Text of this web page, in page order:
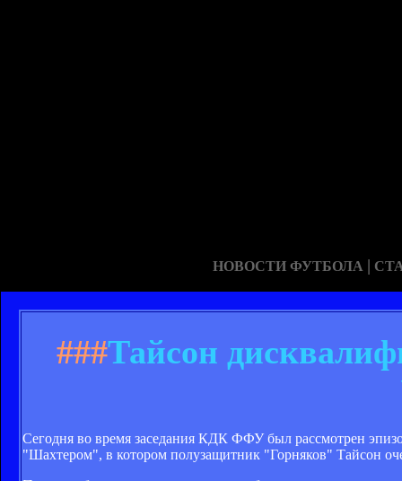
НОВОСТИ ФУТБОЛА |
###Тайсон
Cегодня во время заседания КДК ФФУ был рассмотрен
"Шахтером", в котором полузащитник "Горняков" Тайсон